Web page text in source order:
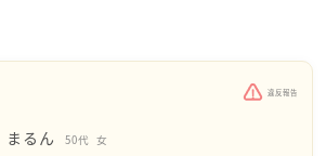
違反報告
まるん 50代 女